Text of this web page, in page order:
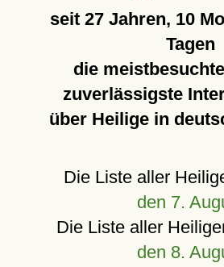
seit 27 Jahren, 10
Tagen
die
zuverlässigste
über Heilige in
Die Liste aller
den 7.
Die Liste aller
den 8.